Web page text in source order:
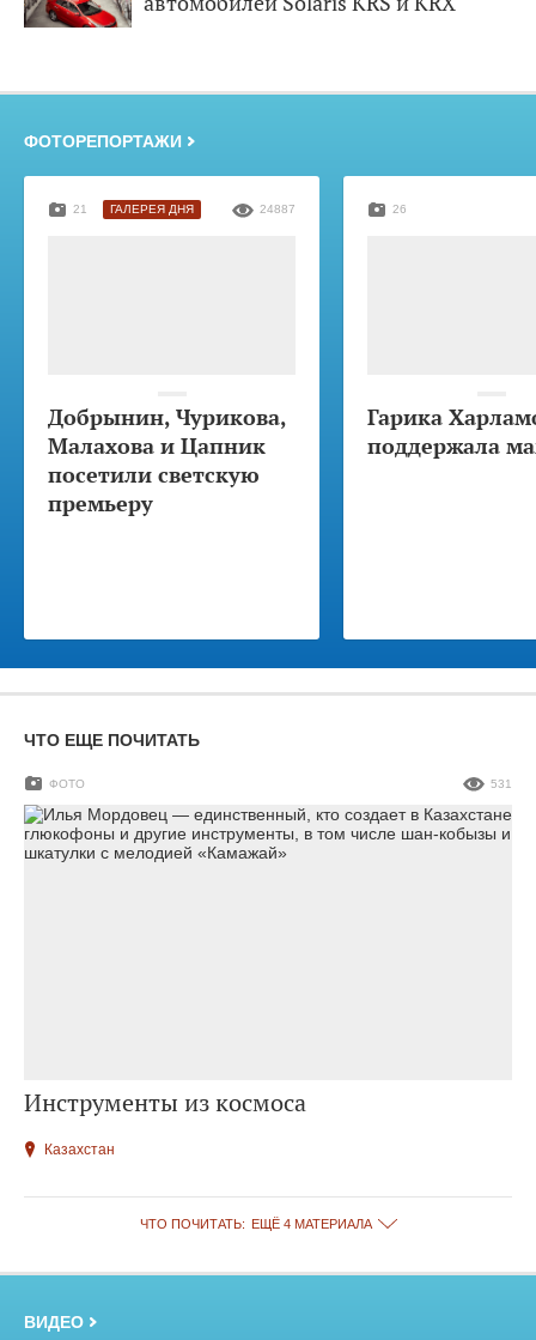
ФОТОРЕПОРТАЖИ
Добрынин, Чурикова,
Малахова и Цапник
посетили светскую
премьеру
21 ГАЛЕРЕЯ ДНЯ 24887
Гарика
поддержала
26
ЧТО ЕЩЕ ПОЧИТАТЬ
Инструменты из космоса
ФОТО 531
Казахстан
ЧТО ПОЧИТАТЬ: ЕЩЁ 4 МАТЕРИАЛА
ВИДЕО